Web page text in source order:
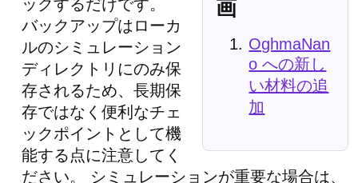
画
OghmaNan
o への新し
い材料の追
加
ックするだけです。
バックアップはローカ
ルのシミュレーション
ディレクトリにのみ保
存されるため、長期保
存ではなく便利なチェ
ックポイントとして機
能する点に注意してく
ださい。 シミュレーションが重要な場合は、